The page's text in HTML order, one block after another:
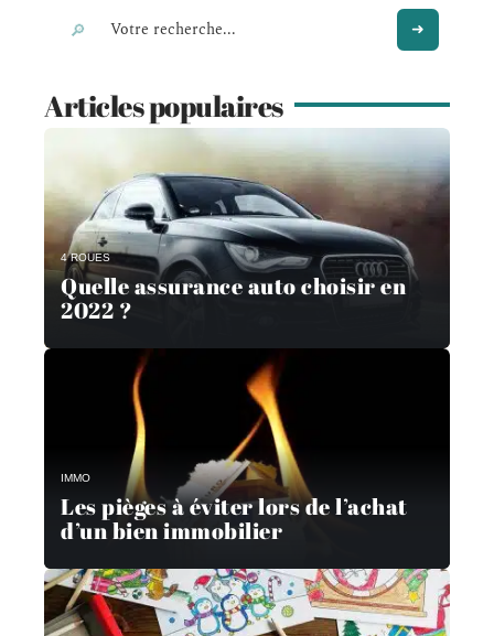
Articles populaires
4 ROUES
Quelle assurance auto choisir en
2022 ?
IMMO
Les pièges à éviter lors de l’achat
d’un bien immobilier